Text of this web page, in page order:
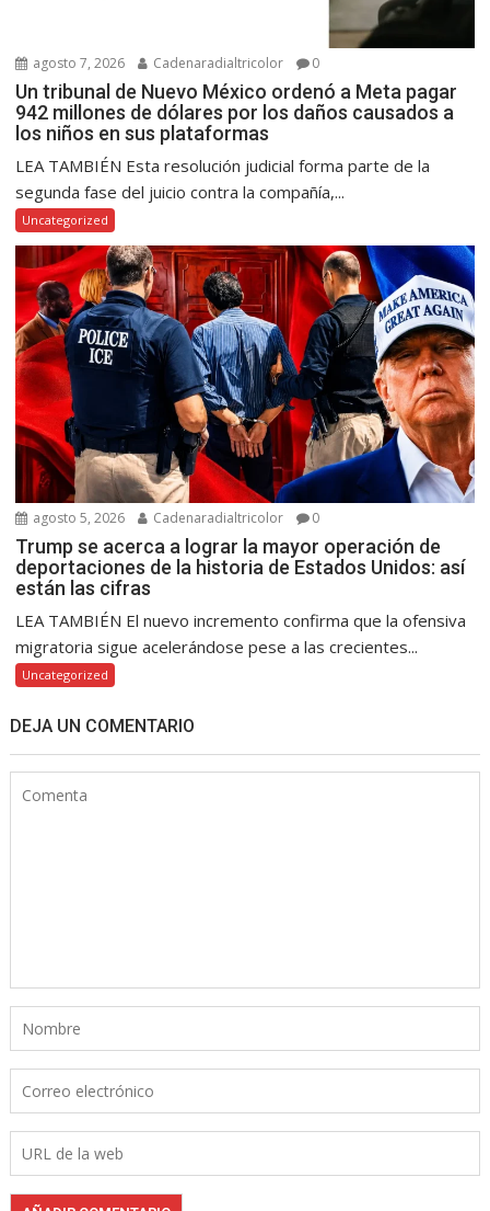
agosto 7, 2026 Cadenaradialtricolor 0
Un tribunal de Nuevo México ordenó a Meta pagar
942 millones de dólares por los daños causados a
los niños en sus plataformas
LEA TAMBIÉN Esta resolución judicial forma parte de la
segunda fase del juicio contra la compañía,...
Uncategorized
agosto 5, 2026 Cadenaradialtricolor 0
Trump se acerca a lograr la mayor operación de
deportaciones de la historia de Estados Unidos: así
están las cifras
LEA TAMBIÉN El nuevo incremento confirma que la ofensiva
migratoria sigue acelerándose pese a las crecientes...
Uncategorized
DEJA UN COMENTARIO